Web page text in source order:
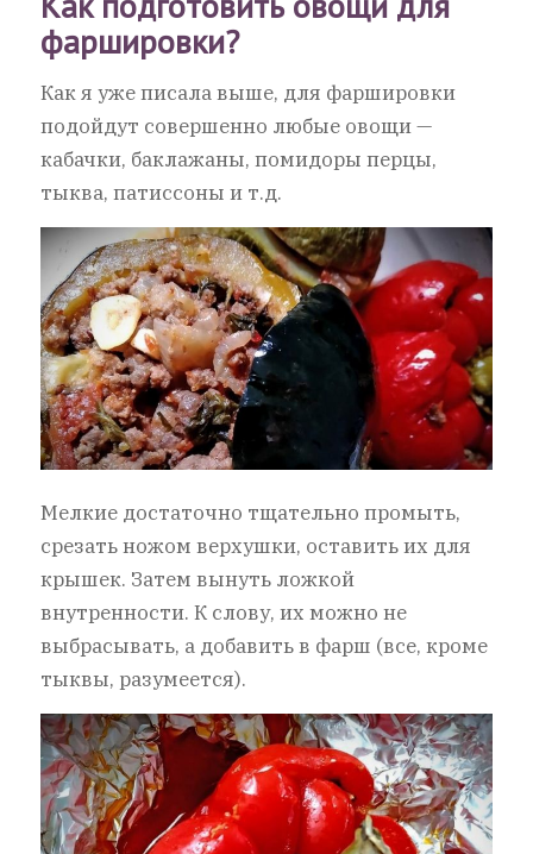
фаршировки?
Как я уже писала выше, для фаршировки
подойдут совершенно любые овощи —
кабачки, баклажаны, помидоры перцы,
тыква, патиссоны и т.д.
Мелкие достаточно тщательно промыть,
срезать ножом верхушки, оставить их для
крышек. Затем вынуть ложкой
внутренности. К слову, их можно не
выбрасывать, а добавить в фарш (все, кроме
тыквы, разумеется).